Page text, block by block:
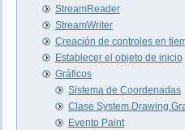
StreamReader
StreamWriter
Creación de controles en
Establecer el objeto de inicio
Gráficos
Sistema de Coordenadas
Clase
Evento Paint